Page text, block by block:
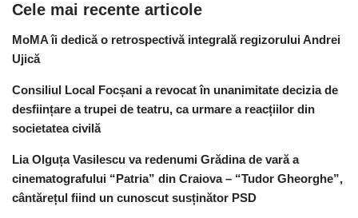
Cele mai recente articole
MoMA îi dedică o retrospectivă integrală regizorului Andrei
Ujică
Consiliul Local Focșani a revocat în unanimitate decizia de
desființare a trupei de teatru, ca urmare a reacțiilor din
societatea civilă
Lia Olguța Vasilescu va redenumi Grădina de vară a
cinematografului “Patria” din Craiova – “Tudor Gheorghe”,
cântărețul fiind un cunoscut susținător PSD